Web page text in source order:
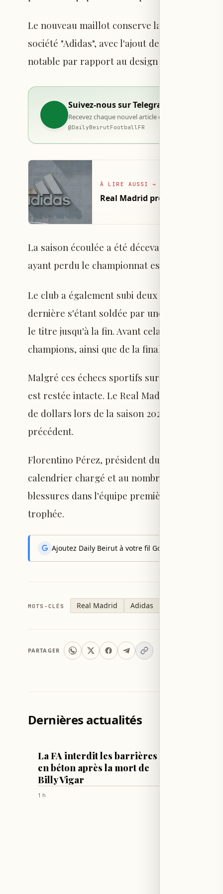
Le nouveau maillot conserve la couleur
société "Adidas", avec l'ajout de détails
notable par rapport au design de la saison
Suivez-nous sur Telegram
Recevez chaque nouvel article dès sa publication,
@DailyBeirutFootballFR
À LIRE AUSSI →
Real Madrid prolonge son
La saison écoulée a été décevante pour le
ayant perdu le championnat espagnol au
Le club a également subi deux défaites
dernière s'étant soldée par une défaite 2-0,
le titre jusqu'à la fin. Avant cela, le Real avait
champions, ainsi que de la finale de la
Malgré ces échecs sportifs sur les deux
est restée intacte. Le Real Madrid a
de dollars lors de la saison 2024-2025, soit
précédent.
Florentino Pérez, président du club, a
calendrier chargé et au nombre élevé de
blessures dans l'équipe première ont été le
trophée.
Ajoutez Daily Beirut à votre fil Google News pour
MOTS-CLÉS Real Madrid Adidas
PARTAGER
Dernières actualités
La FA interdit les barrières
en béton après la mort de
Billy Vigar
1 h